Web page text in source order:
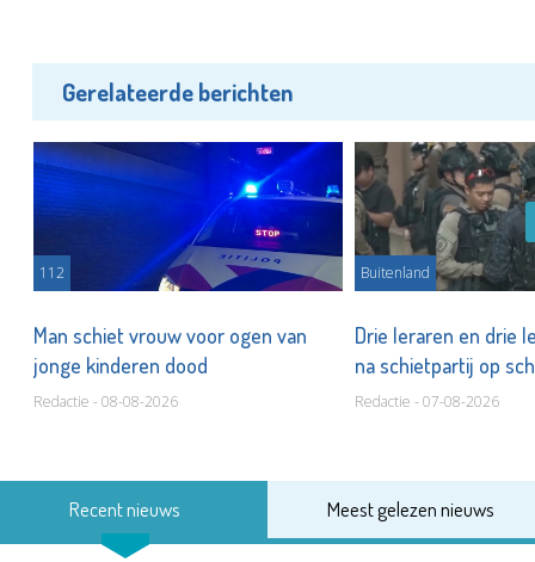
Gerelateerde berichten
112
Man schiet vrouw voor ogen van
jonge kinderen dood
Redactie - 08-08-2026
Buitenland
Drie leraren en drie
na schietpartij op
Redactie - 07-08-2026
Recent nieuws Meest gelezen nieuws